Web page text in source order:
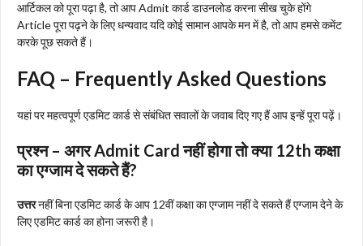
आर्टिकल को पूरा पढ़ा है, तो आप Admit कार्ड डाउनलोड करना सीख चुके होंगे
Article पूरा पढ़ने के लिए धन्यवाद यदि कोई सामान आपके मन में है, तो आप हमसे कमेंट
करके पूछ सकते हैं।
FAQ – Frequently Asked Questions
यहां पर महत्वपूर्ण एडमिट कार्ड से संबंधित सवालों के जवाब दिए गए हैं आप इन्हें पूरा पढ़ें।
प्रश्न – अगर Admit Card नहीं होगा तो क्या 12th कक्षा
का एग्जाम दे सकते हैं?
उत्तरनहीं बिना एडमिट कार्ड के आप 12वीं कक्षा का एग्जाम नहीं दे सकते हैं एग्जाम देने के
लिए एडमिट कार्ड का होना जरूरी है।